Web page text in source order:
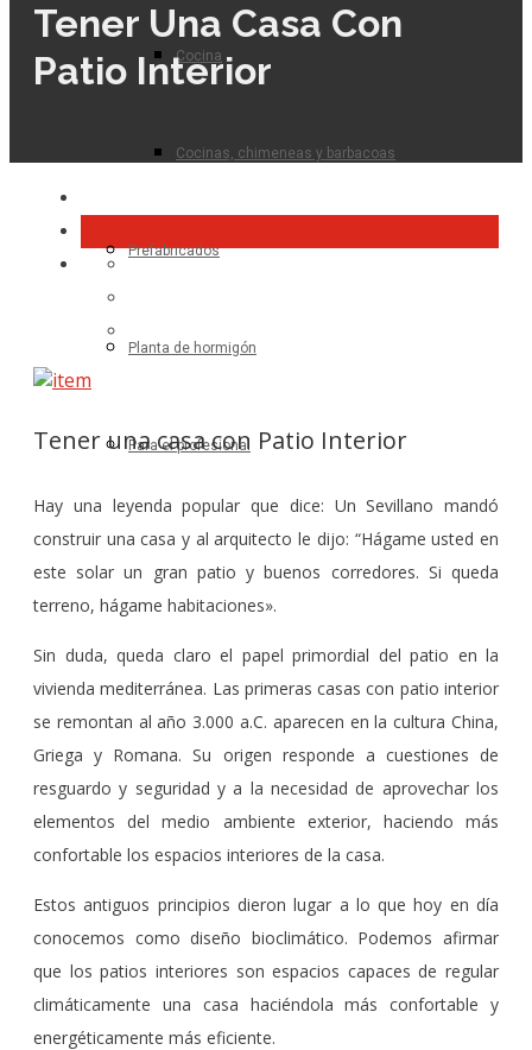
Cocina
Cocinas, chimeneas y barbacoas
Prefabricados
Planta de hormigón
Para el profesional
Tener Una Casa Con
Patio Interior
Tener una casa con Patio Interior
Hay una leyenda popular que dice: Un Sevillano mandó
construir una casa y al arquitecto le dijo: “Hágame usted en
este solar un gran patio y buenos corredores. Si queda
terreno, hágame habitaciones».
Sin duda, queda claro el papel primordial del patio en la
vivienda mediterránea. Las primeras casas con patio interior
se remontan al año 3.000 a.C. aparecen en la cultura China,
Griega y Romana. Su origen responde a cuestiones de
resguardo y seguridad y a la necesidad de aprovechar los
elementos del medio ambiente exterior, haciendo más
confortable los espacios interiores de la casa.
Estos antiguos principios dieron lugar a lo que hoy en día
conocemos como diseño bioclimático. Podemos afirmar
que los patios interiores son espacios capaces de regular
climáticamente una casa haciéndola más confortable y
energéticamente más eficiente.